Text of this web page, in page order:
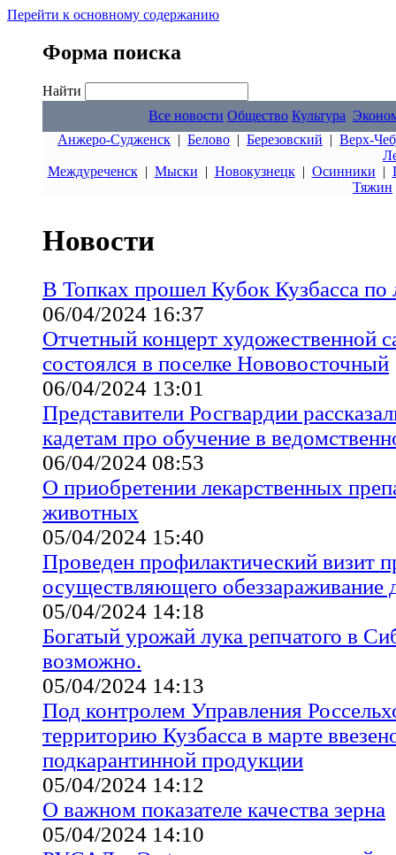
Перейти к основному содержанию
Форма поиска
Найти
Все новости Общество Культура
Анжеро-Судженск | Белово | Березовский | Верх-
Междуреченск| Мыски | Новокузнецк| Осинники |
Тяжин
Новости
В Топках прошел Кубок Кузбасса
06/04/2024 16:37
Отчетный концерт художественной
состоялся в поселке Нововосточный
06/04/2024 13:01
Представители Росгвардии
кадетам про обучение в
06/04/2024 08:53
О приобретении лекарственных
животных
05/04/2024 15:40
Проведен профилактический визит
осуществляющего обеззараживание
05/04/2024 14:18
Богатый урожай лука репчатого в
возможно.
05/04/2024 14:13
Под контролем Управления
территорию Кузбасса в марте
подкарантинной продукции
05/04/2024 14:12
О важном показателе качества зерна
05/04/2024 14:10